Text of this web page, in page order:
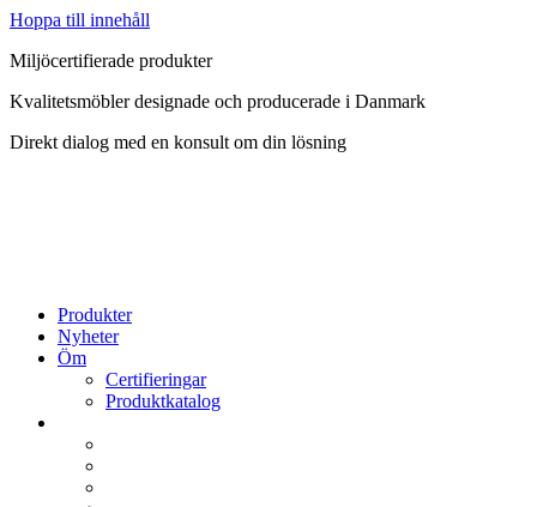
Hoppa till innehåll
Miljöcertifierade produkter
Kvalitetsmöbler designade och producerade i Danmark
Direkt dialog med en konsult om din lösning
Produkter
Nyheter
Öm
Certifieringar
Produktkatalog